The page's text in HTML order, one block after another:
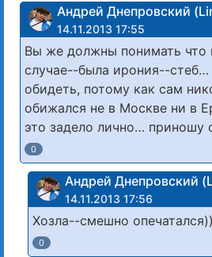
Андрей Днепровский
14.11.2013 17:55
Вы же должны понимать что
случае--была ирония--стеб…
обидеть, потому как сам
обижался не в Москве ни в
это задело лично… приношу
0
Андрей Днепровский
14.11.2013 17:56
Хозла--смешно
0